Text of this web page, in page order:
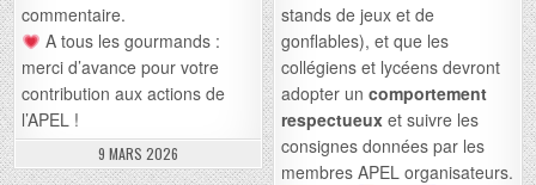
stands de jeux et de
gonflables), et que les
collégiens et lycéens devront
adopter uncomportement
respectueux et suivre les
consignes données par les
membres APEL organisateurs.
commentaire.
A tous les gourmands :
merci d’avance pour votre
contribution aux actions de
l’APEL !
9 MARS 2026